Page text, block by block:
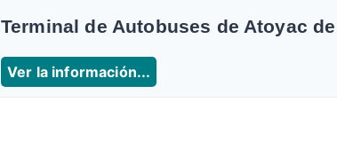
Terminal de Autobuses de Atoyac
Ver la información...